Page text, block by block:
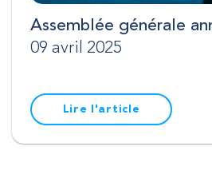
Assemblée générale
09 avril 2025
Lire l'article